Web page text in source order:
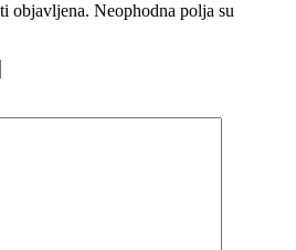
objavljena. Neophodna polja su